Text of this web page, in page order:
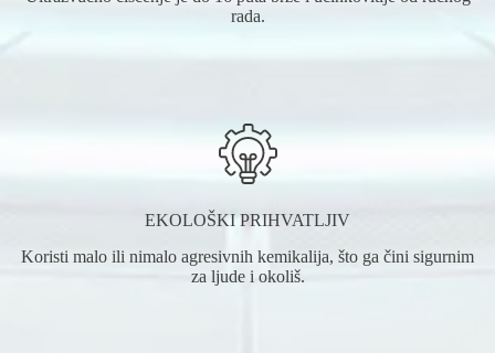
rada.
EKOLOŠKI PRIHVATLJIV
Koristi malo ili nimalo agresivnih kemikalija, što ga čini sigurnim
za ljude i okoliš.